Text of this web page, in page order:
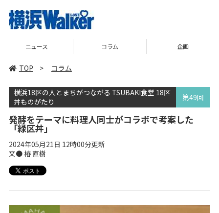
コラム 企画 TOP
TOP > コラム
横浜18区の人とまちがつながる TSUBAKI食堂 18区
丼ものがたり
第49回
発酵をテーマに料理人同士がコラボで考案した
「緑区丼」
2024年05月21日 12時00分更新
文● 椿 直樹